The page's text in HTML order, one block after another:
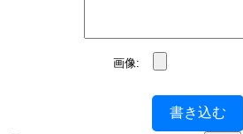
画像:
書き込む